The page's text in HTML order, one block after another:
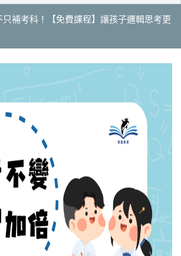
只補考科！【免費課程】讓孩子邏輯思考更